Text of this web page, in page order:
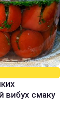
вибух смаку